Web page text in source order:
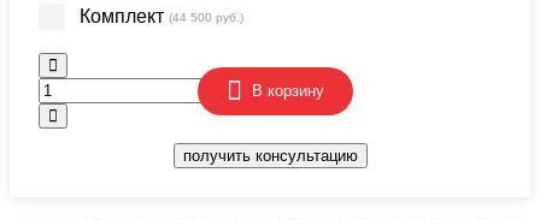
Комплект (44 500 руб.)
В корзину
получить консультацию